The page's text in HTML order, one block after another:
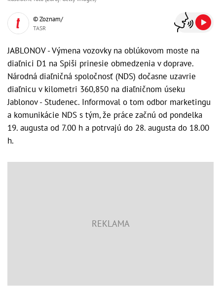
© Zoznam/
TASR
JABLONOV - Výmena vozovky na oblúkovom moste na
diaľnici D1 na Spiši prinesie obmedzenia v doprave.
Národná diaľničná spoločnosť (NDS) dočasne uzavrie
diaľnicu v kilometri 360,850 na diaľničnom úseku
Jablonov - Studenec. Informoval o tom odbor marketingu
a komunikácie NDS s tým, že práce začnú od pondelka
19. augusta od 7.00 h a potrvajú do 28. augusta do 18.00
h.